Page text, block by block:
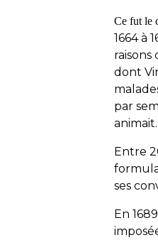
Ce fut le
1664 à
dont
par
animait.
Entre
ses
En